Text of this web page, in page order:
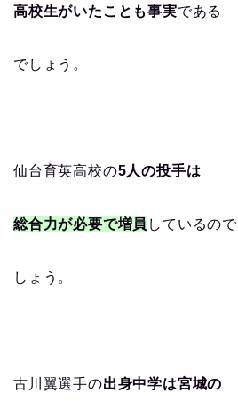
高校生がいたことも事実である
でしょう。
仙台育英高校の5人の投手は
総合力が必要で増員 しているので
しょう。
古川翼選手の出身中学は宮城の